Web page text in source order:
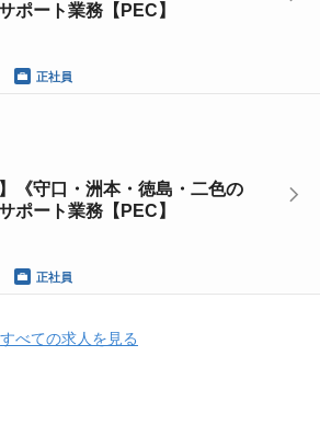
ポート業務【PEC】
正社員
《守口・洲本・徳島・二色の
ポート業務【PEC】
正社員
すべての求人を見る